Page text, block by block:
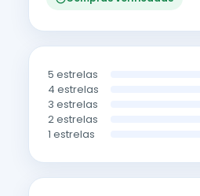
5 estrelas
4 estrelas
3 estrelas
2 estrelas
1 estrelas